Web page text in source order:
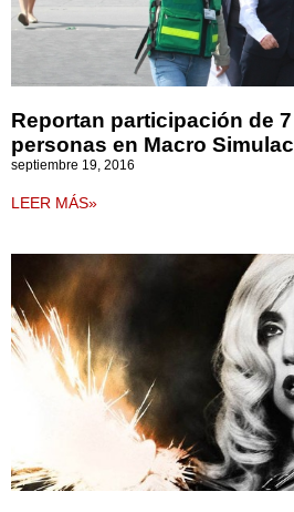
Reportan participación de
personas en Macro
septiembre 19, 2016
LEER MÁS»